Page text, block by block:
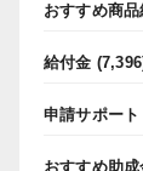
おすすめ商品
給付金
申請サポート
おすすめ助成